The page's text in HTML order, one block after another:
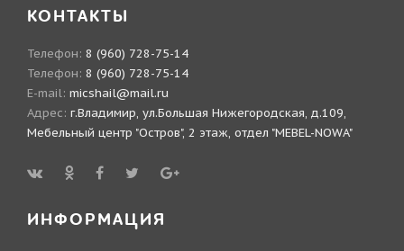
КОНТАКТЫ
Телефон: 8 (960) 728-75-14
Телефон: 8 (960) 728-75-14
E-mail: micshail@mail.ru
Адрес: г.Владимир, ул.Большая Нижегородская, д.109,
Мебельный центр "Остров", 2 этаж, отдел "MEBEL-NOWA"
ИНФОРМАЦИЯ